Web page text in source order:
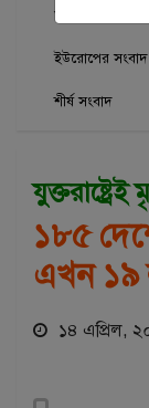
আন্তর্জাতিক
ইউরোপের সংবাদ
শীর্ষ সংবাদ
১৮৫
এখন ১৯
১৪ এপ্রিল,